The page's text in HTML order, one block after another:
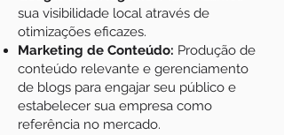
sua visibilidade local através de
otimizações eficazes.
Marketing de Conteúdo: Produção de
conteúdo relevante e gerenciamento
de blogs para engajar seu público e
estabelecer sua empresa como
referência no mercado.